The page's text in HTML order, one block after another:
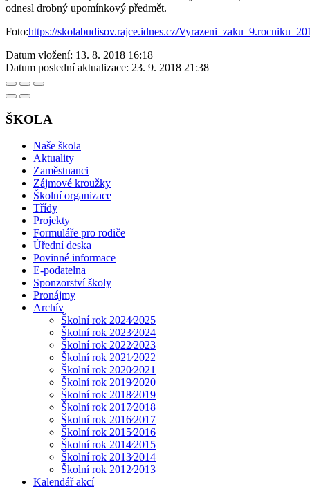
odnesl drobný upomínkový předmět.
Foto:https://skolabudisov.rajce.idnes.cz/
Datum vložení: 13. 8. 2018 16:18
Datum poslední aktualizace: 23. 9. 2018 21:38
ŠKOLA
Naše škola
Aktuality
Zaměstnanci
Zájmové kroužky
Školní organizace
Třídy
Projekty
Formuláře pro rodiče
Úřední deska
Povinné informace
E-podatelna
Sponzorství školy
Pronájmy
Archív
Školní rok 2024⁄2025
Školní rok 2023⁄2024
Školní rok 2022⁄2023
Školní rok 2021⁄2022
Školní rok 2020⁄2021
Školní rok 2019⁄2020
Školní rok 2018⁄2019
Školní rok 2017⁄2018
Školní rok 2016⁄2017
Školní rok 2015⁄2016
Školní rok 2014⁄2015
Školní rok 2013⁄2014
Školní rok 2012⁄2013
Kalendář akcí